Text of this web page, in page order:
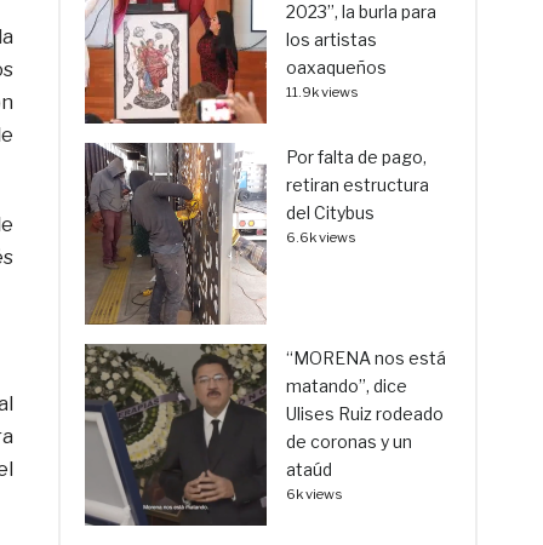
2023”, la burla para
los artistas
oaxaqueños
11.9k views
Por falta de pago,
retiran estructura
del Citybus
6.6k views
“MORENA nos está
matando”, dice
Ulises Ruiz rodeado
de coronas y un
ataúd
6k views